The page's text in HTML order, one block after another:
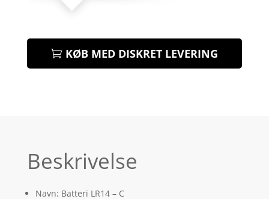
KØB MED DISKRET LEVERING
Beskrivelse
Navn: Batteri LR14 – C